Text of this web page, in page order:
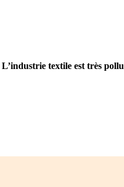
L’industrie textile est très